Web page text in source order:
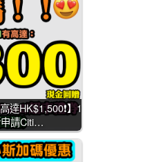
達HK$1,500❗】1
申請Citi…